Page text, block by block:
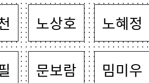
노상호 노혜정
문보람 밈미우